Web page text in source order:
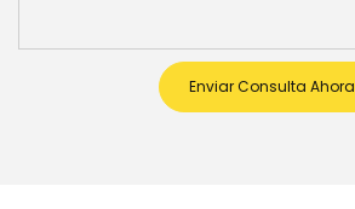
Enviar Consulta Ahora